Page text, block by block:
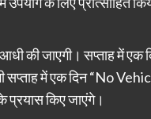
की जाएगी। सप्ताह में एक
में एक दिन “No
प्रयास किए जाएंगे।